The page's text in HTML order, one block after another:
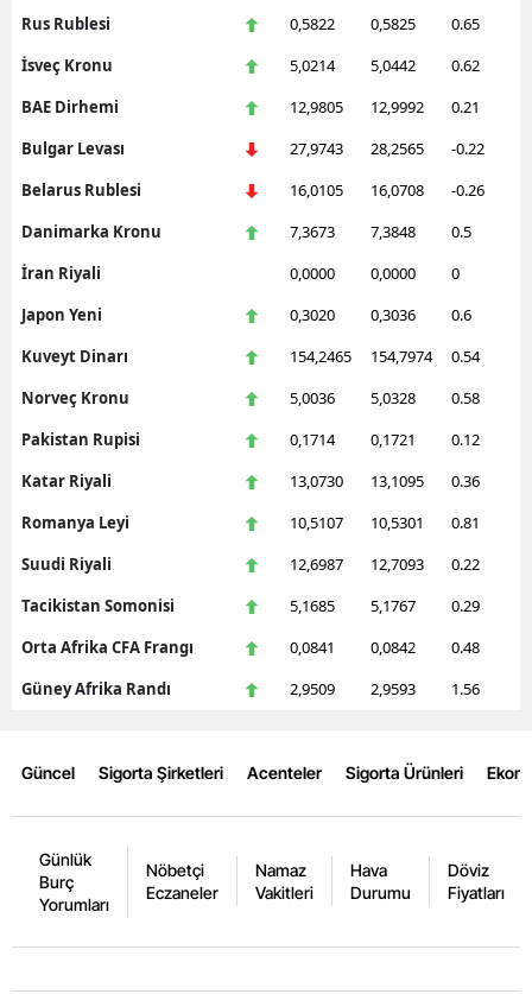
İzmir
Kars
Kastamonu
Kayseri
Kocaeli
Konya
Kütahya
Kahramanmaraş
Mardin
Muğla
Nevşehir
Ordu
Sakarya
Rus Rublesi
0,5822 0,5825
0.65
İsveç Kronu
5,0214 5,0442
0.62
BAE Dirhemi
12,9805 12,9992
0.21
Bulgar Levası
27,9743 28,2565
-0.22
Belarus Rublesi
16,0105 16,0708
-0.26
Danimarka Kronu
7,3673 7,3848
0.5
İran Riyali
0,0000 0,0000
0
Japon Yeni
0,3020 0,3036
0.6
Kuveyt Dinarı
154,2465 154,7974
0.54
Norveç Kronu
5,0036 5,0328
0.58
Pakistan Rupisi
0,1714 0,1721
0.12
Katar Riyali
13,0730 13,1095
0.36
Romanya Leyi
10,5107 10,5301
0.81
Suudi Riyali
12,6987 12,7093
0.22
Tacikistan Somonisi
5,1685 5,1767
0.29
Orta Afrika CFA Frangı
0,0841 0,0842
0.48
Güney Afrika Randı
2,9509 2,9593 1.56
Güncel Sigorta Şirketleri Acenteler Sigorta Ürünleri
Günlük
Burç
Yorumları
Nöbetçi
Eczaneler
Namaz
Vakitleri
Hava
Durumu
Döviz
Fiyatları